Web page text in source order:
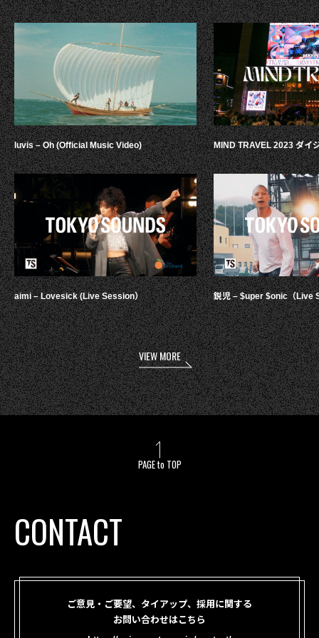
luvis – Oh (Official Music Video)
aimi – Lovesick (Live Session）
MIND TRAVEL 2023 ダイ
鋭児 – $uper $onic（Live
VIEW MORE
PAGE to TOP
CONTACT
ご意見・ご要望、タイアップ、採用に関する
お問い合わせはこちら